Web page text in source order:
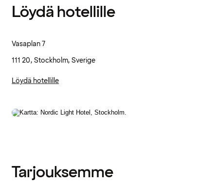
Löydä hotellille
Vasaplan 7
111 20, Stockholm, Sverige
Löydä hotellille
Tarjouksemme